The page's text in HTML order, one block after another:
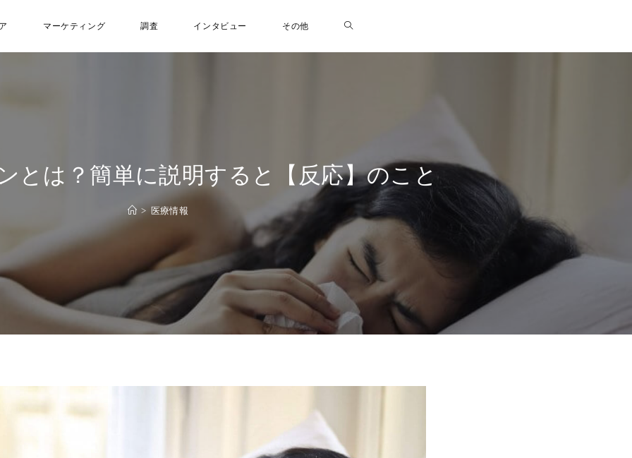
マーケティング 調査 インタビュー その他
とは？簡単に説明すると【反応】のこと
> 医療情報